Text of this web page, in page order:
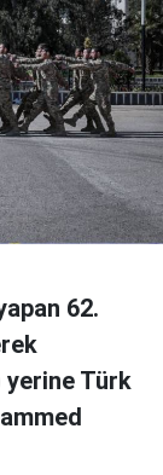
62.
yerine Türk